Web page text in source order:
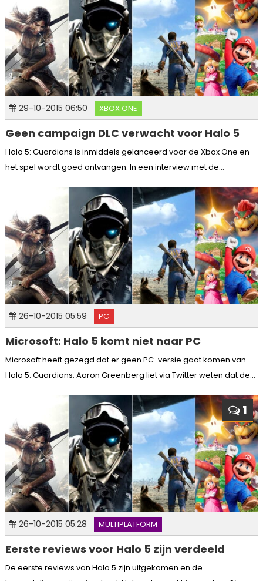
29-10-2015 06:50 XBOX ONE
Geen campaign DLC verwacht voor Halo 5
Halo 5: Guardians is inmiddels gelanceerd voor de Xbox One en
het spel wordt goed ontvangen. In een interview met de...
26-10-2015 05:59 PC
Microsoft: Halo 5 komt niet naar PC
Microsoft heeft gezegd dat er geen PC-versie gaat komen van
Halo 5: Guardians. Aaron Greenberg liet via Twitter weten dat de...
1
26-10-2015 05:28 MULTIPLATFORM
Eerste reviews voor Halo 5 zijn verdeeld
De eerste reviews van Halo 5 zijn uitgekomen en de